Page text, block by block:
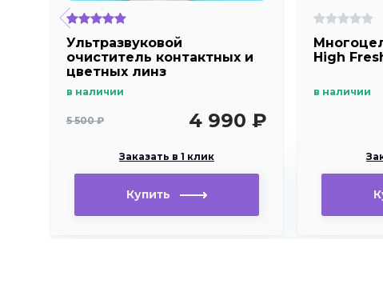
Ультразвуковой
очиститель контактных и
цветных линз
в наличии
5 500 ₽ 4 990 ₽
Заказать в 1 клик
High
в наличии